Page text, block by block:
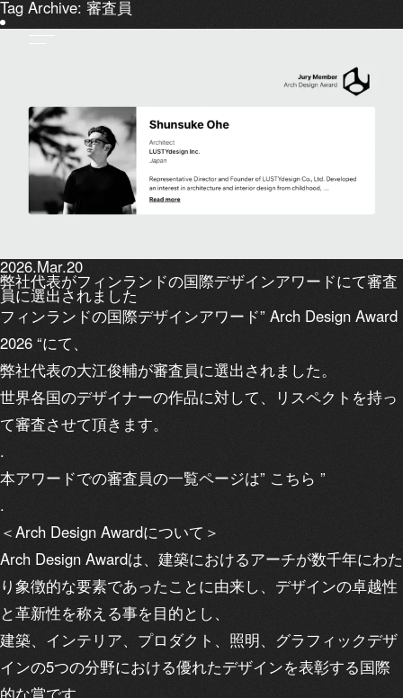
Tag Archive: 審査員
2026.Mar.20
弊社代表がフィンランドの国際デザインアワードにて審査
員に選出されました
フィンランドの国際デザインアワード” Arch Design Award
2026 “にて、
弊社代表の大江俊輔が審査員に選出されました。
世界各国のデザイナーの作品に対して、リスペクトを持っ
て審査させて頂きます。
.
本アワードでの審査員の一覧ページは” こちら ”
.
＜Arch Design Awardについて＞
Arch Design Awardは、建築におけるアーチが数千年にわた
り象徴的な要素であったことに由来し、デザインの卓越性
と革新性を称える事を目的とし、
建築、インテリア、プロダクト、照明、グラフィックデザ
インの5つの分野における優れたデザインを表彰する国際
的な賞です。